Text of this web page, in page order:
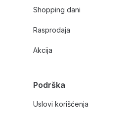
Shopping dani
Rasprodaja
Akcija
Podrška
Uslovi korišćenja